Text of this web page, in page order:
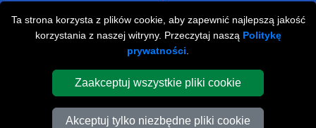
Ta strona korzysta z plików cookie, aby zapewnić najlepszą jakość
korzystania z naszej witryny. Przeczytaj naszą Politykę
prywatności
Zaakceptuj wszystkie pliki cookie
Akceptuj tylko niezbędne pliki cookie
Sprawdź Dostępność
Oszacuj Rozmiar Vana
Status Zamówienia
Lista Przewozowa
Płatności Online